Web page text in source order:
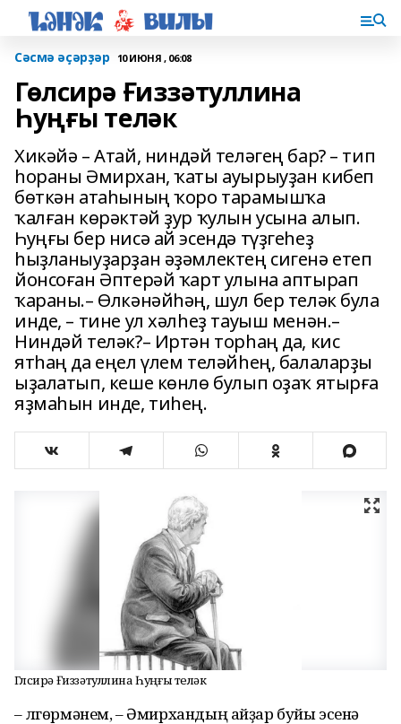
Сәсмә әҫәрҙәр 10 ИЮНЯ , 06:08
Гөлсирә Ғиззәтуллина
Һуңғы теләк
Хикәйә – Атай, ниндәй теләгең бар? – тип
һораны Әмирхан, ҡаты ауырыуҙан кибеп
бөткән атаһының ҡоро тарамышҡа
ҡалған көрәктәй ҙур ҡулын усына алып.
Һуңғы бер нисә ай эсендә түҙгеһеҙ
һыҙланыуҙарҙан әҙәмлектең сигенә етеп
йонсоған Әптерәй ҡарт улына аптырап
ҡараны.– Өлкәнәйһәң, шул бер теләк була
инде, – тине ул хәлһеҙ тауыш менән.–
Ниндәй теләк?– Иртән торһаң да, кис
ятһаң да еңел үлем теләйһең, балаларҙы
ыҙалатып, кеше көнлө булып оҙаҡ ятырға
яҙмаһын инде, тиһең.
Гөлсирә Ғиззәтуллина Һуңғы теләк
– Өлгөрмәнем, – Әмирхандың айҙар буйы эсенә